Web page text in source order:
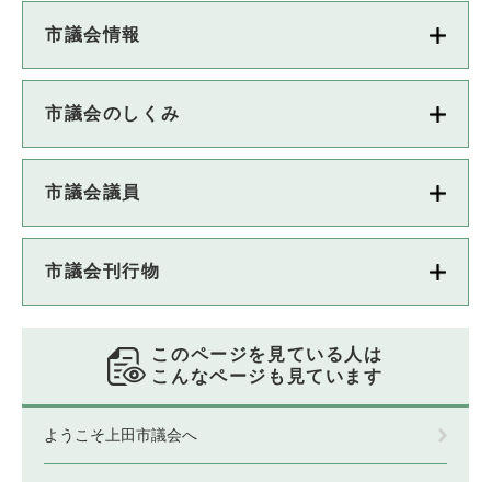
市議会情報
市議会のしくみ
市議会議員
市議会刊行物
このページを見ている人は
こんなページも見ています
ようこそ上田市議会へ